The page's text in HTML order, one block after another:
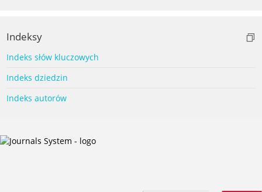
Indeksy
Indeks słów kluczowych
Indeks dziedzin
Indeks autorów